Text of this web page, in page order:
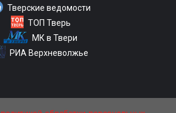
Тверские ведомости
ТОП Тверь
МК в Твери
РИА Верхневолжье